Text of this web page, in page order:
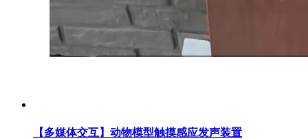
【多媒体交互】动物模型触摸感应发声装置